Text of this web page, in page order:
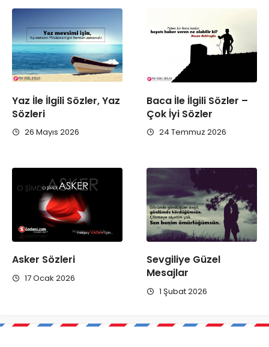
Yaz İle İlgili Sözler, Yaz
Sözleri
26 Mayıs 2026
Baca İle İlgili Sözler –
Çok İyi Sözler
24 Temmuz 2026
Asker Sözleri
17 Ocak 2026
Sevgiliye Güzel
Mesajlar
1 Şubat 2026